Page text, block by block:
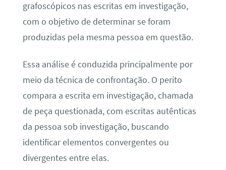
grafoscópicos nas escritas em investigação,
com o objetivo de determinar se foram
produzidas pela mesma pessoa em questão.
Essa análise é conduzida principalmente por
meio da técnica de confrontação. O perito
compara a escrita em investigação, chamada
de peça questionada, com escritas autênticas
da pessoa sob investigação, buscando
identificar elementos convergentes ou
divergentes entre elas.